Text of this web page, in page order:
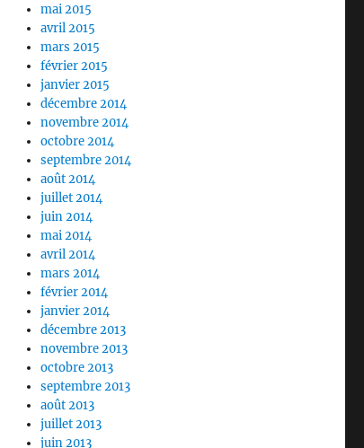
mai 2015
avril 2015
mars 2015
février 2015
janvier 2015
décembre 2014
novembre 2014
octobre 2014
septembre 2014
août 2014
juillet 2014
juin 2014
mai 2014
avril 2014
mars 2014
février 2014
janvier 2014
décembre 2013
novembre 2013
octobre 2013
septembre 2013
août 2013
juillet 2013
juin 2013